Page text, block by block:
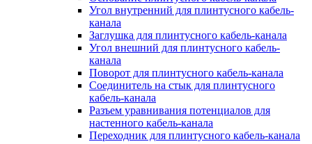
Угол внутренний для плинтусного кабель-
канала
Заглушка для плинтусного кабель-канала
Угол внешний для плинтусного кабель-
канала
Поворот для плинтусного кабель-канала
Соединитель на стык для плинтусного
кабель-канала
Разъем уравнивания потенциалов для
настенного кабель-канала
Переходник для плинтусного кабель-канала